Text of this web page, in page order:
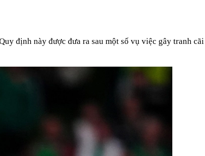
định này được đưa ra sau một số vụ việc gây tranh